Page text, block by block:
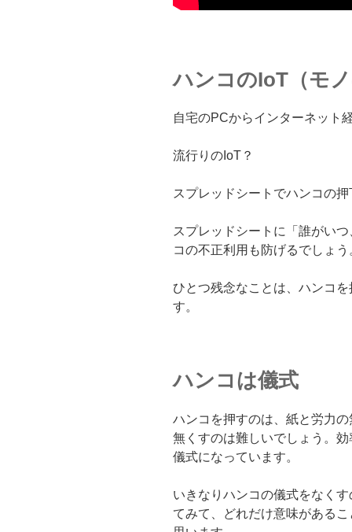
ハンコのIoT（モ
自宅のPCからインターネット
流行りのIoT？
スプレッドシートでハンコの押
スプレッドシートに「誰がい
コの不正利用も防げるでしょう
ひとつ残念なことは、ハンコ
す。
ハンコは儀式
ハンコを押すのは、紙と労力
無くすのは難しいでしょう。
儀式になっています。
いきなりハンコの儀式をなく
てみて、どれだけ意味がある